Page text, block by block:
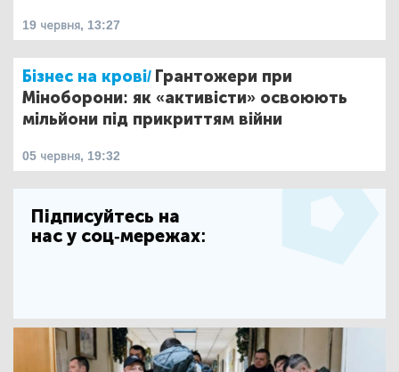
19 червня, 13:27
Бізнес на крові/ Грантожери при
Міноборони: як «активісти» освоюють
мільйони під прикриттям війни
05 червня, 19:32
Підписуйтесь на
нас у соц-мережах: